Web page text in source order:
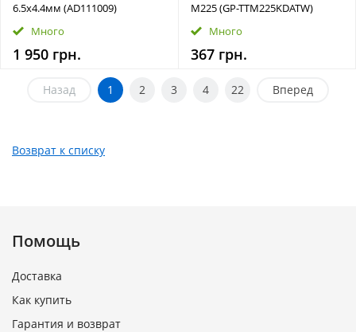
6.5x4.4мм (AD111009)
Много
1 950 грн.
M225 (GP-TTM225KDATW)
Много
367 грн.
Назад 1 2 3 4 22 Вперед
Возврат к списку
Помощь
Доставка
Как купить
Гарантия и возврат